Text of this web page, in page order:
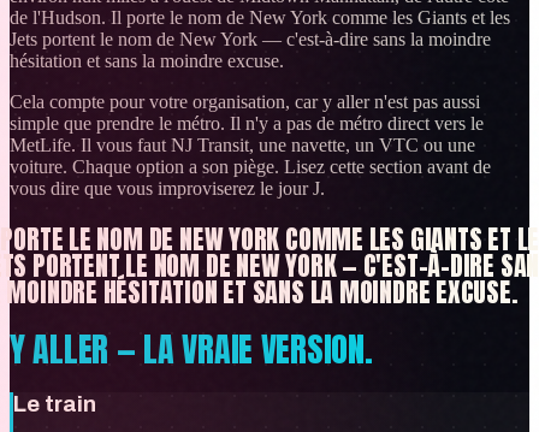
de l'Hudson. Il porte le nom de New York comme les Giants et les
Jets portent le nom de New York — c'est-à-dire sans la moindre
hésitation et sans la moindre excuse.
Cela compte pour votre organisation, car y aller n'est pas aussi
simple que prendre le métro. Il n'y a pas de métro direct vers le
MetLife. Il vous faut NJ Transit, une navette, un VTC ou une
voiture. Chaque option a son piège. Lisez cette section avant de
vous dire que vous improviserez le jour J.
LE NOM DE NEW YORK COMME LES GIANTS ET
PORTENT LE NOM DE NEW YORK — C'EST-À-DIRE
HÉSITATION ET SANS LA MOINDRE EXCUSE.
Y ALLER — LA VRAIE VERSION.
Le train